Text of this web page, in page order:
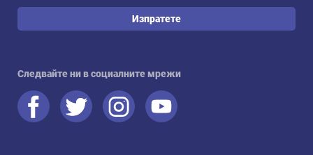
Изпратете
Следвайте ни в социалните мрежи